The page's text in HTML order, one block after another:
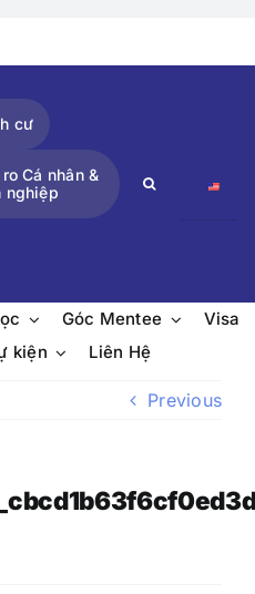
cư
Cá nhân &
nghiệp
Search
Góc Mentee
Visa
kiện
Liên Hệ
Previous